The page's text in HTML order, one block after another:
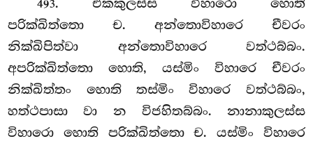
493. එකකුලස්ස විහාරො හොති
පරික්ඛිත්තො ච. අන්තොවිහාරෙ චීවරං
නික්ඛිපිත්වා අන්තොවිහාරෙ වත්ථබ්බං.
අපරික්ඛිත්තො හොති, යස්මිං විහාරෙ චීවරං
නික්ඛිත්තං හොති තස්මිං විහාරෙ වත්ථබ්බං,
හත්ථපාසා වා න විජහිතබ්බං. නානාකුලස්ස
විහාරො හොති පරික්ඛිත්තො ච. යස්මිං විහාරෙ